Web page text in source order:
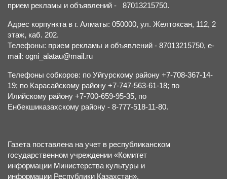
прием рекламы и объявлений - 87013215750.
Адрес корпункта в г. Алматы: 050000, ул. Желтоксан, 112, 2
этаж, каб. 202.
Телефоны: прием рекламы и объявлений - 87013215750, e-
mail: ogni_alatau@mail.ru
Телефоны собкоров: по Уйгурскому району +7-708-367-14-
19; по Карасайскому району +7-747-563-61-18; по
Илийскому району +7-700-659-95-35, по
Енбекшиказахскому району - 8-777-518-11-80.
Газета поставлена на учет в республиканском
государственном учреждении «Комитет
информации Министерства культуры и
информации Республики Казахстан».